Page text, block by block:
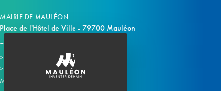
MAIRIE DE MAULÉON
Place de l'Hôtel de Ville - 79700 Mauléon
Horaires d'ouverture
Contacter la mairie
Mauléon sur les réseaux :